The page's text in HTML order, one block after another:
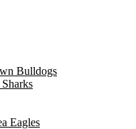
Bulldogs
Eagles